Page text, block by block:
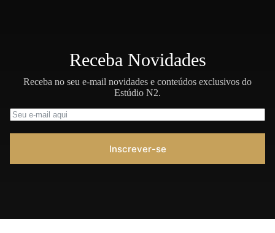
Receba Novidades
Receba no seu e-mail novidades e conteúdos exclusivos do
Estúdio N2.
Inscrever-se